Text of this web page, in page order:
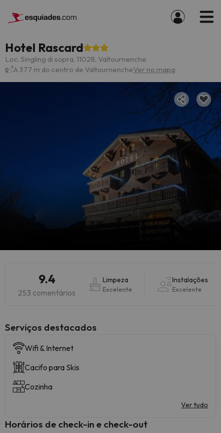
Hotel Rascard
Loc. Singling di sopra, 11028, Valtournenche
A 377 m do centro de ValtournencheVer no mapa
9.4
253 comentários
Limpeza
Excelente
Instalações
Excelente
Serviços destacados
Wifi & Internet
Cacifo para Skis
Cozinha
Ver tudo
Horários de check-in e check-out